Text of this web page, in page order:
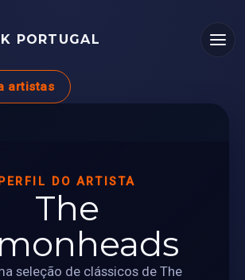
PORTUGAL
artistas
PERFIL DO ARTISTA
The
seleção de clássicos de The